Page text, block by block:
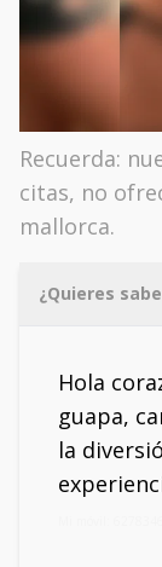
Recuerda:
citas, no
mallorca.
¿Quieres
Hola
guapa,
la